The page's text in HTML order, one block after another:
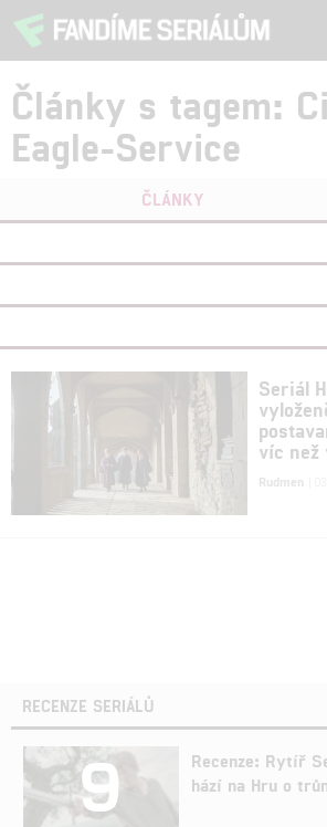
Články s tagem:
Eagle-Service
ČLÁNKY
Seriál
víc než
Rudmen
RECENZE SERIÁLŮ
9
Recenze: Rytíř
hází na Hru o